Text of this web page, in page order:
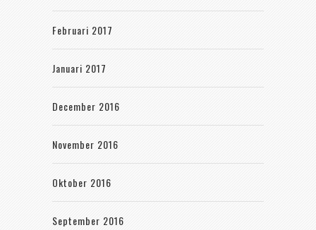
Februari 2017
Januari 2017
December 2016
November 2016
Oktober 2016
September 2016